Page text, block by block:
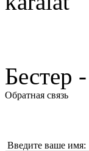
Бестер
Обратная связь
Введите ваше имя: